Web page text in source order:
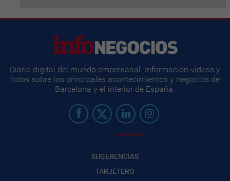
Diario digital del mundo empresarial. Información videos y
fotos sobre los principales acontecimientos y negocios de
Barcelona y el interior de España.
SUGERENCIAS
TARJETERO